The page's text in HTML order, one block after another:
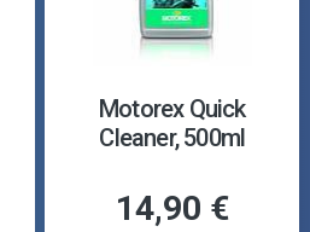
Motorex Quick
Cleaner, 500ml
14,90 €